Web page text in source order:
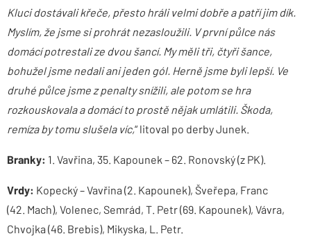
Kluci dostávali křeče, přesto hráli velmi dobře a patří jim dík.
Myslím, že jsme si prohrát nezasloužili. V první půlce nás
domácí potrestali ze dvou šancí. My měli tři, čtyři šance,
bohužel jsme nedali ani jeden gól. Herně jsme byli lepší. Ve
druhé půlce jsme z penalty snížili, ale potom se hra
rozkouskovala a domácí to prostě nějak umlátili. Škoda,
remíza by tomu slušela víc,“ litoval po derby Junek.
Branky: 1. Vavřina, 35. Kapounek – 62. Ronovský (z PK).
Vrdy: Kopecký – Vavřina (2. Kapounek), Šveřepa, Franc
(42. Mach), Volenec, Semrád, T. Petr (69. Kapounek), Vávra,
Chvojka (46. Brebis), Mikyska, L. Petr.